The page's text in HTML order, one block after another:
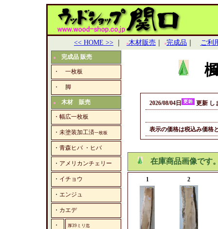
<< HOME >> ■木材販売 ■完成品 ご利
■ 完成品 販売
・ 一枚板
・ 脚
■ 木材 販売
・幅広一枚板
・未塗装加工済一枚板
・ 青森ヒバ ・ヒバ
・ アメリカンチェリー
・ イチョウ
・ エンジュ
・ カエデ
・
厚39ミリ迄
2026/08/04日 更新 し
表示の価格は税込み価格
在庫商品画像です
1 2